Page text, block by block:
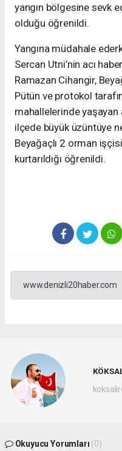
yangın bölgesine sevk
olduğu öğrenildi.
Yangına müdahale
Sercan Utni’nin acı
Ramazan Cihangir,
Pütün ve protokol
mahallelerinde yaşayan
ilçede büyük üzüntüye
Beyağaçlı 2 orman
kurtarıldığı öğrenildi.
www.denizli20haber.com
Okuyucu Yorumları (0)